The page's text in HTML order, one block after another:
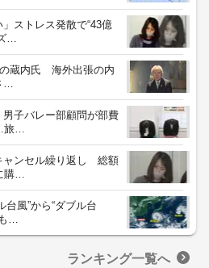
」ストレス発散で“43億
…
の蔵内氏 海外出張の内
…
子バレー部顧問が部費
旅…
ャンセル繰り返し 総額
購…
台風”から“ダブル台
…
ランキング一覧へ